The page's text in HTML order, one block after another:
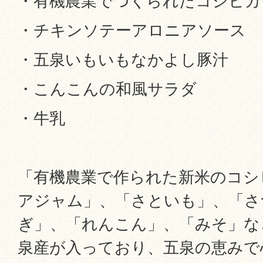
・チキンソテーアロニアソース
・五泉いもいもなかよし豚汁
・こんこんの和風サラダ
・牛乳
「有機農業で作られた新米のコ
アジャム」、「さといも」、「
ぎ」、「れんこん」、「みそ」
泉産が入っており、五泉の恵み